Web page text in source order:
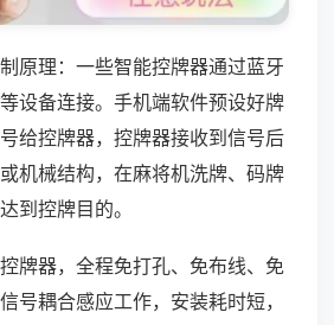
原理：一些智能控牌器通过蓝牙
设备连接。手机端软件预设好牌
给控牌器，控牌器接收到信号后
机械结构，在麻将机洗牌、码牌
到控牌目的。
牌器，全程免打孔、免布线、免
号耦合感应工作，安装耗时短，